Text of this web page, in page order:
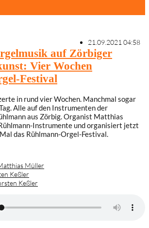
21.09.2021 04:58
auf Zörbiger
Vier Wochen
Festival
in rund vier Wochen. Manchmal sogar
Alle auf den Instrumenten der
aus Zörbig. Organist Matthias
Instrumente und organisiert jetzt
das Rühlmann-Orgel-Festival.
Müller
Keßler
Keßler